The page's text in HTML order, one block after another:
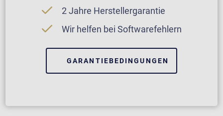
2 Jahre Herstellergarantie
Wir helfen bei Softwarefehlern
GARANTIEBEDINGUNGEN